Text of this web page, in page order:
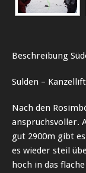
Beschreibung
Sulden –
Nach den
anspruchsvoller.
gut 2900m gibt
es wieder steil
hoch in das